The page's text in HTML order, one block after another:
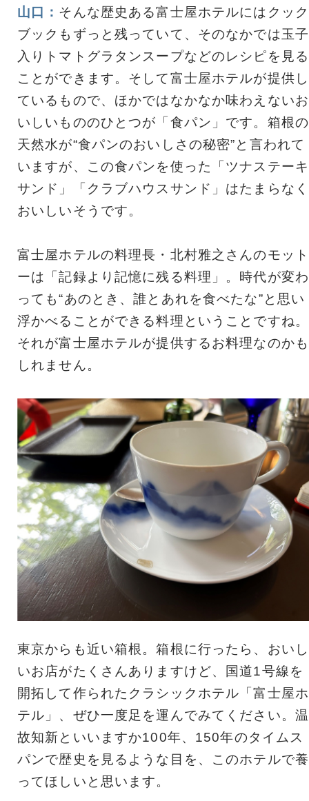
山口： そんな歴史ある富士屋ホテルにはクック
ブックもずっと残っていて、そのなかでは玉子
入りトマトグラタンスープなどのレシピを見る
ことができます。そして富士屋ホテルが提供し
ているもので、ほかではなかなか味わえないお
いしいもののひとつが「食パン」です。箱根の
天然水が“食パンのおいしさの秘密”と言われて
いますが、この食パンを使った「ツナステーキ
サンド」「クラブハウスサンド」はたまらなく
おいしいそうです。
富士屋ホテルの料理長・北村雅之さんのモット
ーは「記録より記憶に残る料理」。時代が変わ
っても“あのとき、誰とあれを食べたな”と思い
浮かべることができる料理ということですね。
それが富士屋ホテルが提供するお料理なのかも
しれません。
東京からも近い箱根。箱根に行ったら、おいし
いお店がたくさんありますけど、国道1号線を
開拓して作られたクラシックホテル「富士屋ホ
テル」、ぜひ一度足を運んでみてください。温
故知新といいますか100年、150年のタイムス
パンで歴史を見るような目を、このホテルで養
ってほしいと思います。